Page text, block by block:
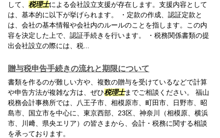
して、 税理士による会社設立支援が存在します。支援内容として
は、基本的に以下が挙げられます。 ・定款の作成、認証定款と
は、会社の基本情報や会社内のルールのことを指します。この内
容を決定した上で、認証手続きを行います。 ・税務関係書類の提
出会社設立の際には、税...
贈与税申告手続きの流れと期限について
書類を作るのが難しい方や、複数の贈与を受けているなどで計算
や申告方法が複雑な方は、ぜひ税理士までご相談ください。 福山
税務会計事務所では、八王子市、相模原市、町田市、日野市、昭
島市、国立市を中心に、東京西部、23区、神奈川（相模原、横浜
市、川﨑、県央エリア）の皆さまから、会計・税務に関する相談
を承っております。